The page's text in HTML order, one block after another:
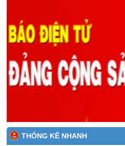
THỐNG KÊ NHANH